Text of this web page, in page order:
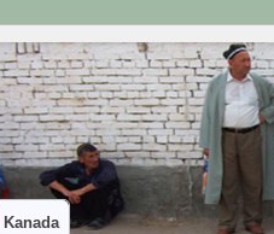
Kanada